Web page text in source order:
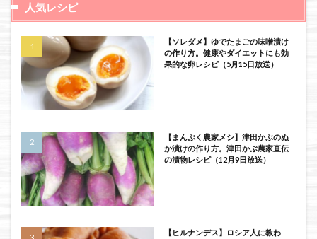
人気レシピ
【ソレダメ】ゆでたまごの味噌漬け
の作り方。健康やダイエットにも効
果的な卵レシピ（5月15日放送）
【まんぷく農家メシ】津田かぶのぬ
か漬けの作り方。津田かぶ農家直伝
の漬物レシピ（12月9日放送）
【ヒルナンデス】ロシア人に教わ